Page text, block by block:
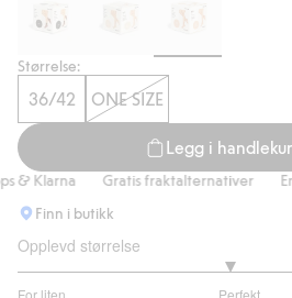
Størrelse:
36/42 ONE SIZE
Legg i
& Klarna Gratis fraktalternativer
Finn i butikk
Opplevd størrelse
For liten Perfekt